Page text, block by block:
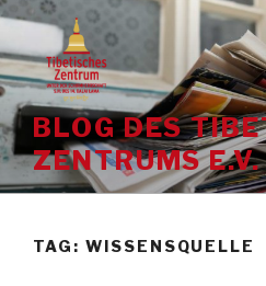
Skip
content
BLOG DES
ZENTRUMS
TAG: WISSENSQUELLE